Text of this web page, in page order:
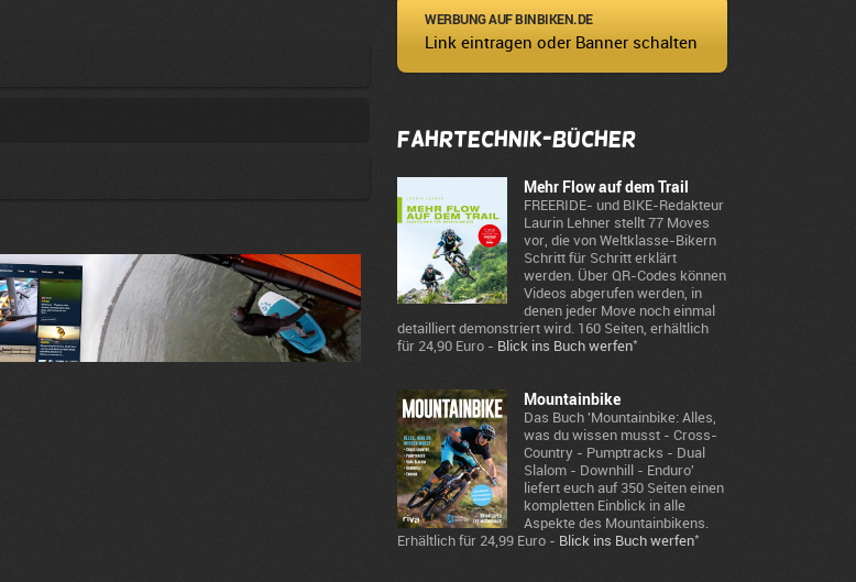
WERBUNG AUF BINBIKEN.DE
Link eintragen oder Banner schalten
Fahrtechnik-Bücher
Mehr Flow auf dem Trail
FREERIDE- und BIKE-Redakteur
Laurin Lehner stellt 77 Moves
vor, die von Weltklasse-Bikern
Schritt für Schritt erklärt
werden. Über QR-Codes können
Videos abgerufen werden, in
denen jeder Move noch einmal
detailliert demonstriert wird. 160 Seiten, erhältlich
für 24,90 Euro - Blick ins Buch werfen*
Mountainbike
Das Buch 'Mountainbike: Alles,
was du wissen musst - Cross-
Country - Pumptracks - Dual
Slalom - Downhill - Enduro'
liefert euch auf 350 Seiten einen
kompletten Einblick in alle
Aspekte des Mountainbikens.
Erhältlich für 24,99 Euro - Blick ins Buch werfen*